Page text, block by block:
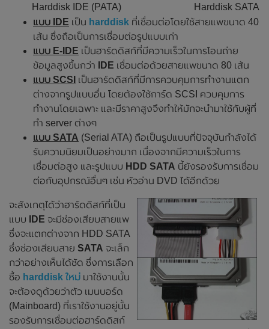
Harddisk IDE (PATA)
Harddisk SATA
แบบ IDE เป็น harddisk ที่เชื่อมต่อโดยใช้สายแพขนาด 40
เส้น ซึ่งถือเป็นการเชื่อมต่อรูปแบบเก่า
แบบ E-IDE เป็นฮาร์ดดิสก์ที่มีความเร็วในการโอนถ่าย
ข้อมูลสูงขึ้นกว่า
IDE เชื่อมต่อด้วยสายแพขนาด 80 เส้น
แบบ SCSI เป็นฮาร์ดดิสก์ที่มีการควบคุมการทำงานแตก
ต่างจากรูปแบบอื่น โดยต้องใช้การ์ด SCSI ควบคุมการ
ทำงานโดยเฉพาะ และมีราคาสูงจึงทำให้มักจะนำมาใช้กับผู้ที่
ทำ server ต่างๆ
แบบ SATA (Serial ATA) ถือเป็นรูปแบบที่ปัจจุบันกำลังได้
รับความนิยมเป็นอย่างมาก เนื่องจากมีความเร็วในการ
เชื่อมต่อสูง และรูปแบบ HDD SATA นี้ยังรองรับการเชื่อม
ต่อกับอุปกรณ์อื่นๆ เช่น หัวอ่าน DVD ได้อีกด้วย
จะสังเกตุได้ว่าฮาร์ดดิสก์ที่เป็น
แบบ
IDE จะมีช่องเสียบสายแพ
ซึ่งจะแตกต่างจาก HDD SATA
ซึ่งช่องเสียบสาย SATA จะเล็ก
กว่าอย่างเห็นได้ชัด ซึ่งการเลือก
ซื้อ harddisk ใหม่ มาใช้งานนั้น
จะต้องดูด้วยว่าตัว เมนบอร์ด
(Mainboard) ที่เราใช้งานอยู่นั้น
รองรับการเชื่อมต่อฮาร์ดดิสก์